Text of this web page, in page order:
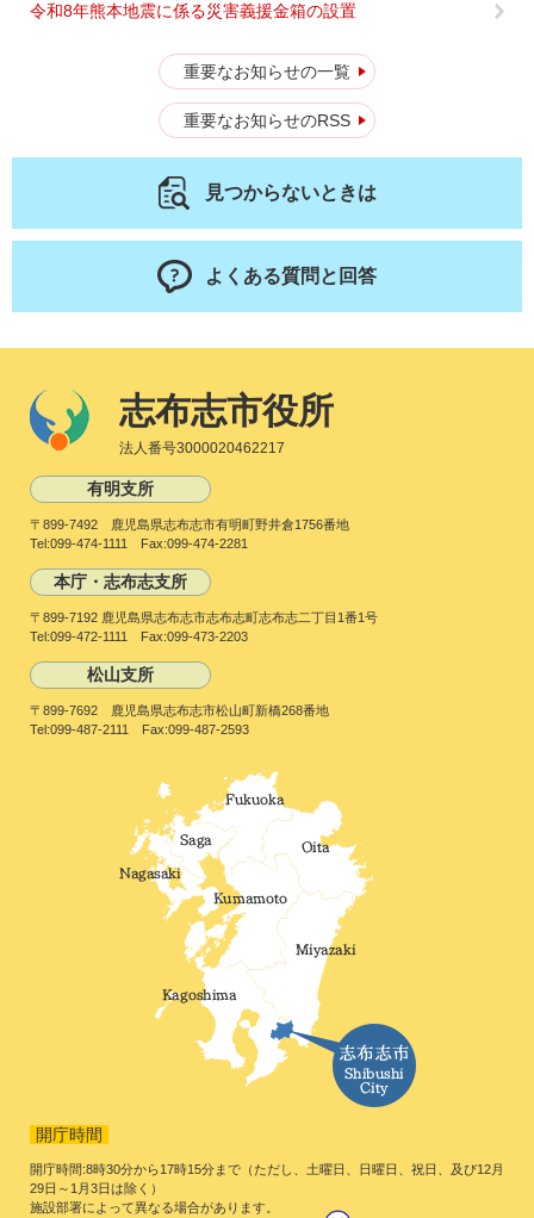
令和8年熊本地震に係る災害義援金箱の設置
重要なお知らせの一覧
重要なお知らせのRSS
見つからないときは
よくある質問と回答
志布志市役所
法人番号3000020462217
有明支所
〒899-7492 鹿児島県志布志市有明町野井倉1756番地
Tel:099-474-1111 Fax:099-474-2281
本庁・志布志支所
〒899-7192 鹿児島県志布志市志布志町志布志二丁目1番1号
Tel:099-472-1111 Fax:099-473-2203
松山支所
〒899-7692 鹿児島県志布志市松山町新橋268番地
Tel:099-487-2111 Fax:099-487-2593
開庁時間
開庁時間:8時30分から17時15分まで（ただし、土曜日、日曜日、祝日、及び12月
29日～1月3日は除く）
施設部署によって異なる場合があります。